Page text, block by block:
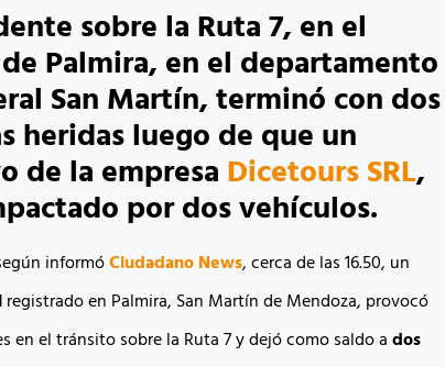
sobre la Ruta 7, en el
Palmira, en el departamento
San Martín, terminó con dos
heridas luego de que un
de la empresa Dicetours SRL,
por dos vehículos.
informóCiudadano News, cerca de las 16.50, un
registrado en Palmira, San Martín de Mendoza, provocó
en el tránsito sobre la Ruta 7 y dejó como saldo ados